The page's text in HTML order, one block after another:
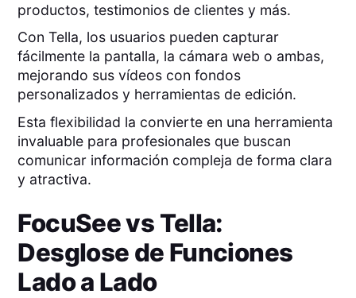
productos, testimonios de clientes y más.
Con Tella, los usuarios pueden capturar
fácilmente la pantalla, la cámara web o ambas,
mejorando sus vídeos con fondos
personalizados y herramientas de edición.
Esta flexibilidad la convierte en una herramienta
invaluable para profesionales que buscan
comunicar información compleja de forma clara
y atractiva.
FocuSeevs Tella:
Desglose de Funciones
Lado a Lado